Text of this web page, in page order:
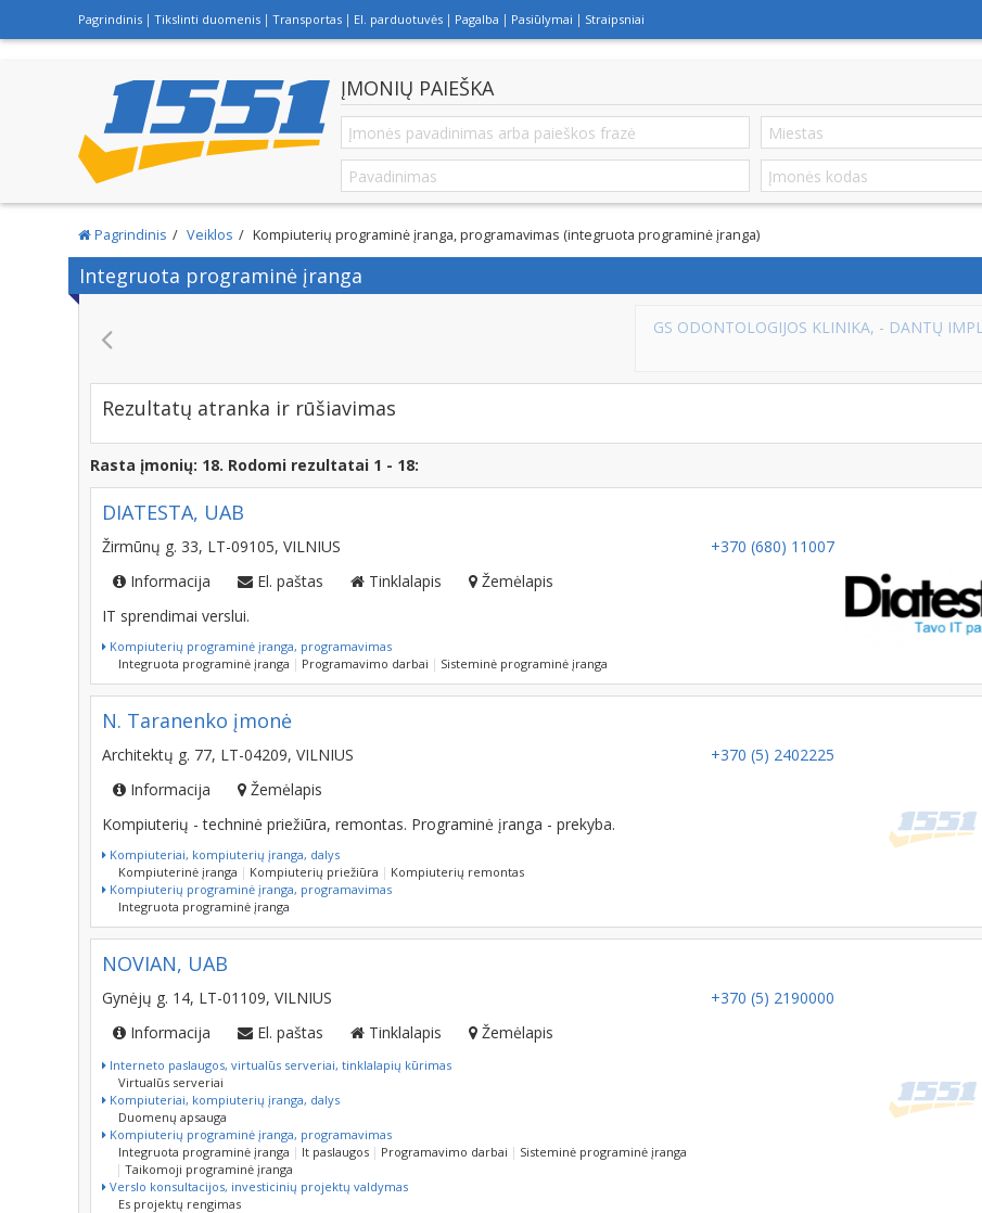
Pagrindinis Tikslinti duomenis Transportas El. parduotuvės Pagalba Pasiūlymai Straipsniai
ĮMONIŲ PAIEŠKA
Pagrindinis Veiklos Kompiuterių programinė įranga, programavimas (integruota programinė įranga)
Integruota programinė įranga
GS ODONTOLOGIJOS KLINIKA, - DANTŲ IMPLANTACIJA, DANTŲ PROTEZAVIMAS, ESTETINIS DANTŲ PLOMBAVIMAS
Rezultatų atranka ir rūšiavimas
Rasta įmonių: 18. Rodomi rezultatai 1 - 18:
DIATESTA, UAB
Žirmūnų g. 33, LT-09105, VILNIUS
+370 (680) 11007
Informacija
El. paštas Tinklalapis
Žemėlapis
IT sprendimai verslui.
Kompiuterių programinė įranga, programavimas
Integruota programinė įranga
Programavimo darbai Sisteminė programinė įranga
N. Taranenko įmonė
Architektų g. 77, LT-04209, VILNIUS
+370 (5) 2402225
Informacija
Žemėlapis
Kompiuterių - techninė priežiūra, remontas. Programinė įranga - prekyba.
Kompiuteriai, kompiuterių įranga, dalys
Kompiuterinė įranga
Kompiuterių priežiūra
Kompiuterių remontas
Kompiuterių programinė įranga, programavimas
Integruota programinė įranga
NOVIAN, UAB
Gynėjų g. 14, LT-01109, VILNIUS
+370 (5) 2190000
Informacija
El. paštas Tinklalapis Žemėlapis
Interneto paslaugos, virtualūs serveriai, tinklalapių kūrimas
Virtualūs serveriai
Kompiuteriai, kompiuterių įranga, dalys
Duomenų apsauga
Kompiuterių programinė įranga, programavimas
Integruota programinė įranga
It paslaugos Programavimo darbai
Sisteminė programinė įranga
Taikomoji programinė įranga
Verslo konsultacijos, investicinių projektų valdymas
Es projektų rengimas